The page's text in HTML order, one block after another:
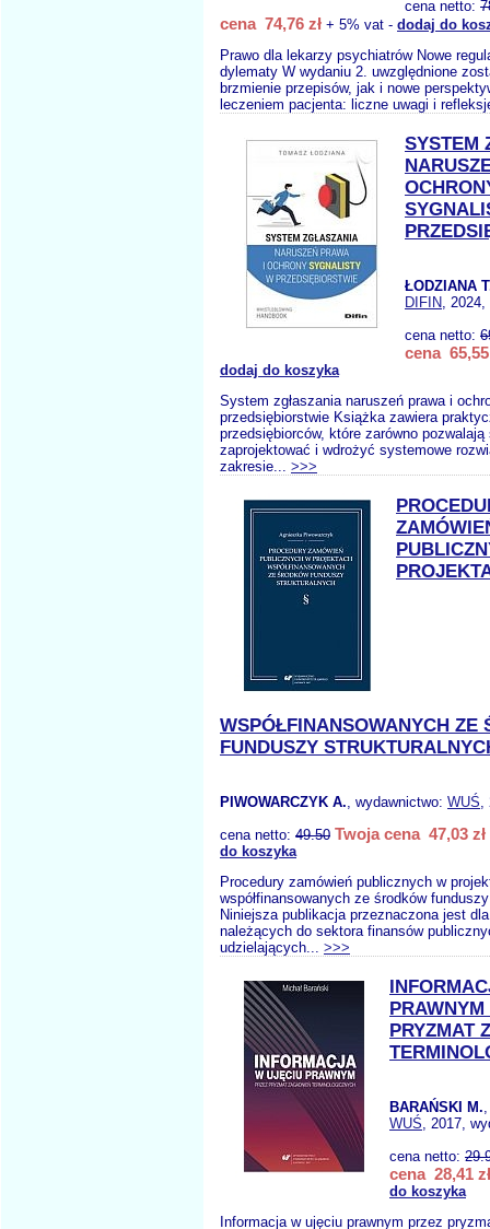
cena netto:
cena 74,76 zł + 5% vat - dodaj do
Prawo dla lekarzy psychiatrów Nowe
dylematy W wydaniu 2. uwzględnione
brzmienie przepisów, jak i nowe
leczeniem pacjenta: liczne uwagi i
SYSTEM
ŁODZIANA
DIFIN, 2024,
cena netto:
cena 65,55
dodaj do koszyka
System zgłaszania naruszeń prawa i
przedsiębiorstwie Książka zawiera
przedsiębiorców, które zarówno pozwalają
zaprojektować i wdrożyć systemowe
zakresie... >>>
WSPÓŁFINANSOWANYCH ZE
FUNDUSZY
PIWOWARCZYK A., wydawnictwo: WUŚ,
cena netto: 49.50 Twoja cena 47,03 zł
do koszyka
Procedury zamówień publicznych w
współfinansowanych ze środków
Niniejsza publikacja przeznaczona jest
należących do sektora finansów
udzielających... >>>
PRAWNYM
PRYZMAT
BARAŃSKI M.
WUŚ, 2017,
cena netto:
cena 28,41 zł
do koszyka
Informacja w ujęciu prawnym przez